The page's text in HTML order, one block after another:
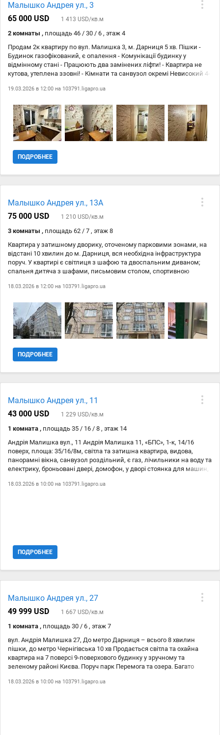
Малышко Андрея ул., 3
65 000 USD
1 413 USD/кв.м
2 комнаты , площадь 46 / 30 / 6 , этаж 4
Продам 2к квартиру по вул. Малишка 3, м. Дарниця 5 хв. Пішки -
Будинок газофікований, є опалення - Комунікації будинку у
відмінному стані - Працюють два замінених ліфти! - Квартира не
кутова, утеплена ззовні! - Кімнати та санвузол окремі Невисокий 4-
площа: 30м2 Кухня: 6м2 Глибока лоджія Квартира в охайному
проводки, вікон, комунікацій в санвузлах та кахелю У квартирі
тепло та затишно! Дружні сусіди, парадне в охайному стані. Поряд
парк Перемоги (найкращий у Києві) зі ставком та качками Метро та
усі види наземного транспорту поряд з будинком Супермаркети
агенства 5% сплачує покупець.
19.03.2026 в 12:00 на 103791.ligapro.ua
ПОДРОБНЕЕ
Малышко Андрея ул., 13А
75 000 USD
1 210 USD/кв.м
3 комнаты , площадь 62 / 7 , этаж 8
Квартира у затишному дворику, оточеному парковими зонами, на
відстані 10 хвилин до м. Дарниця, вся необхідна інфраструктура
поруч. У квартирі є світлиця з шафою та двоспальним диваном;
спальня дитяча з шафами, письмовим столом, спортивною
двоспальним ліжком; кухня з плитою, мікрохвильовою піччю,
туалет та пральна машина. Комісію агенства 3% сплачує покупець.
18.03.2026 в 12:00 на 103791.ligapro.ua
ПОДРОБНЕЕ
Малышко Андрея ул., 11
43 000 USD
1 229 USD/кв.м
1 комната , площадь 35 / 16 / 8 , этаж 14
Андрія Малишка вул., 11 Андрія Малишка 11, «БПС», 1-к, 14/16
поверх, площа: 35/16/8м, світла та затишна квартира, видова,
панорамні вікна, санвузол роздільний, є газ, лічильники на воду та
електрику, броньовані двері, домофон, у дворі стоянка для машин,
супермаркети, кафе та піцерії, до ст.м. «Дарниця», ст.м.
18.03.2026 в 10:00 на 103791.ligapro.ua
ПОДРОБНЕЕ
Малышко Андрея ул., 27
49 999 USD
1 667 USD/кв.м
1 комната , площадь 30 / 6 , этаж 7
вул. Андрія Малишка 27, До метро Дарниця – всього 8 хвилин
пішки, до метро Чернігівська 10 хв Продається світла та охайна
квартира на 7 поверсі 9-поверхового будинку у зручному та
зеленому районі Києва. Поруч парк Перемога та озера. Багато
житловий стан, свіжий та сучасний ремонт,закінчено ремонт 2024
18.03.2026 в 10:00 на 103791.ligapro.ua